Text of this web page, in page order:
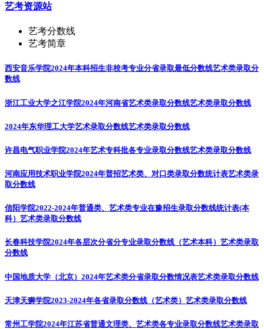
艺考资源站
艺考分数线
艺考简章
西安音乐学院2024年本科招生非校考专业分省录取最低分数线艺术类录取分
数线
浙江工业大学之江学院2024年河南省艺术类录取分数线艺术类录取分数线
2024年东华理工大学艺术录取分数线艺术类录取分数线
许昌电气职业学院2024年艺术专科批各专业录取分数线艺术类录取分数线
河南应用技术职业学院2024年普招艺术类、对口类录取分数统计表艺术类录
取分数线
信阳学院2022-2024年普通类、艺术类专业在豫招生录取分数线统计表(本
科） 艺术类录取分数线
长春科技学院2024年各层次分省分专业录取分数线（艺术本科） 艺术类录取
分数线
中国地质大学（北京）2024年艺术类分省录取分数情况表艺术类录取分数线
天津天狮学院2023-2024年各省录取分数线（艺术类） 艺术类录取分数线
常州工学院2024年江苏省普通文理类、艺术类各专业录取分数线艺术类录取